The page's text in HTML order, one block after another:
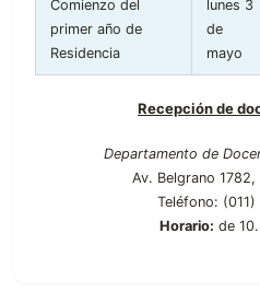
Comienzo del
primer año de
Residencia
lunes 3
de
mayo
Recepción de
Departamento de
Av. Belgrano 1782,
Teléfono:
Horario: de